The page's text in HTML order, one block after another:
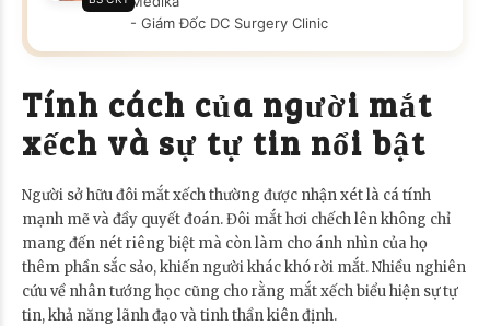
- Giám Đốc DC Surgery Clinic
Tính cách của người mắt
xếch và sự tự tin nổi bật
Người sở hữu đôi mắt xếch thường được nhận xét là cá tính
mạnh mẽ và đầy quyết đoán. Đôi mắt hơi chếch lên không chỉ
mang đến nét riêng biệt mà còn làm cho ánh nhìn của họ
thêm phần sắc sảo, khiến người khác khó rời mắt. Nhiều nghiên
cứu về nhân tướng học cũng cho rằng mắt xếch biểu hiện sự tự
tin, khả năng lãnh đạo và tinh thần kiên định.